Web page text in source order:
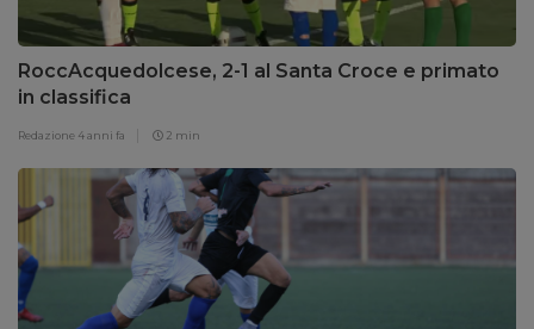
RoccAcquedolcese, 2-1 al Santa Croce e primato
in classifica
Redazione 4 anni fa 2 min